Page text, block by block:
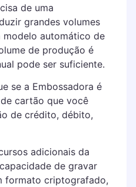
de uma
grandes volumes
modelo automático de
de produção é
pode ser suficiente.
se a Embossadora é
cartão que você
de crédito, débito,
adicionais da
de gravar
formato criptografado,